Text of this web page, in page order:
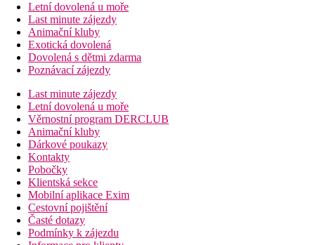
Letní dovolená u moře
Last minute zájezdy
Animační kluby
Exotická dovolená
Dovolená s dětmi zdarma
Poznávací zájezdy
Last minute zájezdy
Letní dovolená u moře
Věrnostní program DERCLUB
Animační kluby
Dárkové poukazy
Kontakty
Pobočky
Klientská sekce
Mobilní aplikace Exim
Cestovní pojištění
Časté dotazy
Podmínky k zájezdu